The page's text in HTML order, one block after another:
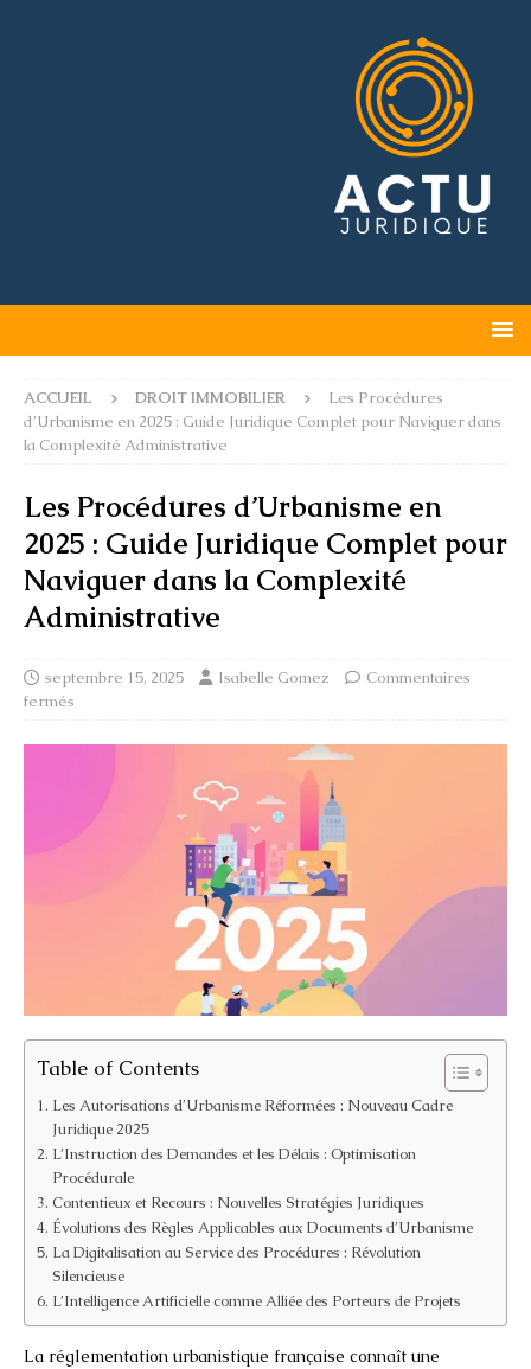
ACCUEIL DROIT IMMOBILIER
Les Procédures
d’Urbanisme en 2025 : Guide Juridique Complet pour Naviguer dans
la Complexité Administrative
Les Procédures d’Urbanisme en
2025 : Guide Juridique Complet pour
Naviguer dans la Complexité
Administrative
septembre 15, 2025 Isabelle Gomez
Commentaires
fermés
Table of Contents
Les Autorisations d’Urbanisme Réformées : Nouveau Cadre
Juridique 2025
L’Instruction des Demandes et les Délais : Optimisation
Procédurale
Contentieux et Recours : Nouvelles Stratégies Juridiques
Évolutions des Règles Applicables aux Documents d’Urbanisme
La Digitalisation au Service des Procédures : Révolution
Silencieuse
L’Intelligence Artificielle comme Alliée des Porteurs de Projets
La réglementation urbanistique française connaît une